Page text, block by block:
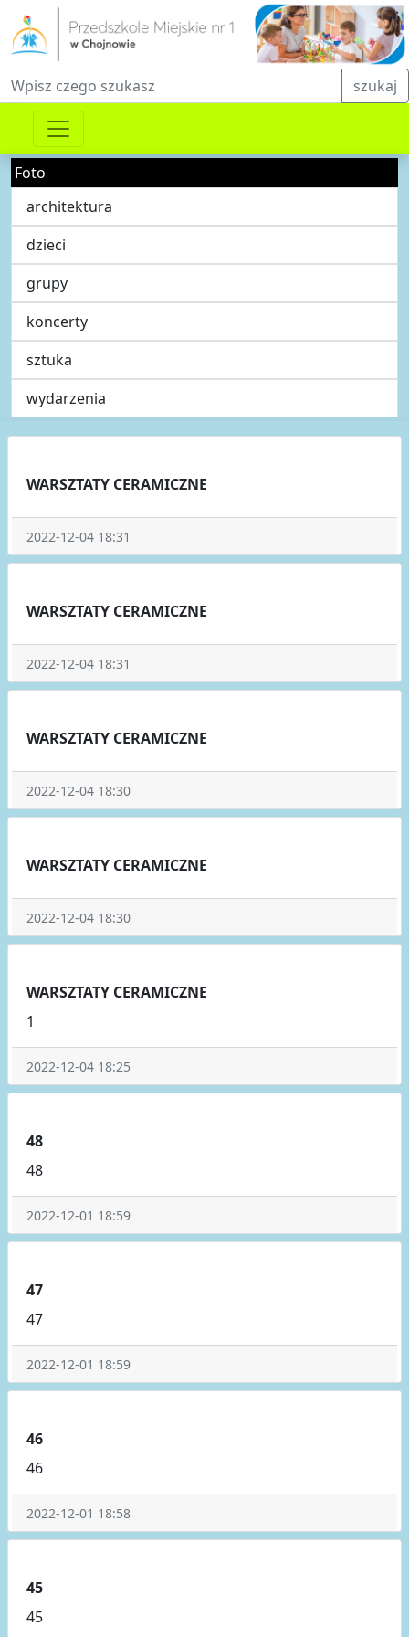
Fraza do wyszukiwania szukaj
Foto
architektura
dzieci
grupy
koncerty
sztuka
wydarzenia
WARSZTATY CERAMICZNE
2022-12-04 18:31
WARSZTATY CERAMICZNE
2022-12-04 18:31
WARSZTATY CERAMICZNE
2022-12-04 18:30
WARSZTATY CERAMICZNE
2022-12-04 18:30
WARSZTATY CERAMICZNE
1
2022-12-04 18:25
48
48
2022-12-01 18:59
47
47
2022-12-01 18:59
46
46
2022-12-01 18:58
45
45